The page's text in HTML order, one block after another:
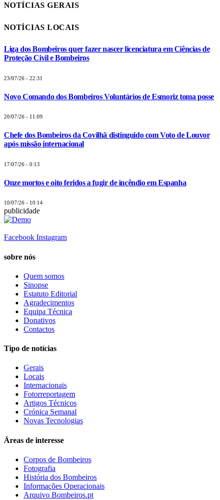
NOTÍCIAS GERAIS
NOTÍCIAS LOCAIS
Liga dos Bombeiros quer fazer nascer licenciatura em Ciências de
Proteção Civil e Bombeiros
23/07/26 - 22:31
Novo Comando dos Bombeiros Voluntários de Esmoriz toma posse
20/07/26 - 11:09
Chefe dos Bombeiros da Covilhã distinguido com Voto de Louvor
após missão internacional
17/07/26 - 0:13
Onze mortos e oito feridos a fugir de incêndio em Espanha
10/07/26 - 10:14
publicidade
Facebook Instagram
sobre nós
Quem somos
Sinopse
Estatuto Editorial
Agradecimentos
Equipa Técnica
Donativos
Contactos
Tipo de notícias
Gerais
Locais
Internacionais
Fotorreportagem
Artigos Técnicos
Crónica Semanal
Novas Tecnologias
Áreas de interesse
Corpos de Bombeiros
Fotografia
História dos Bombeiros
Informações Operacionais
Arquivo Bombeiros.pt